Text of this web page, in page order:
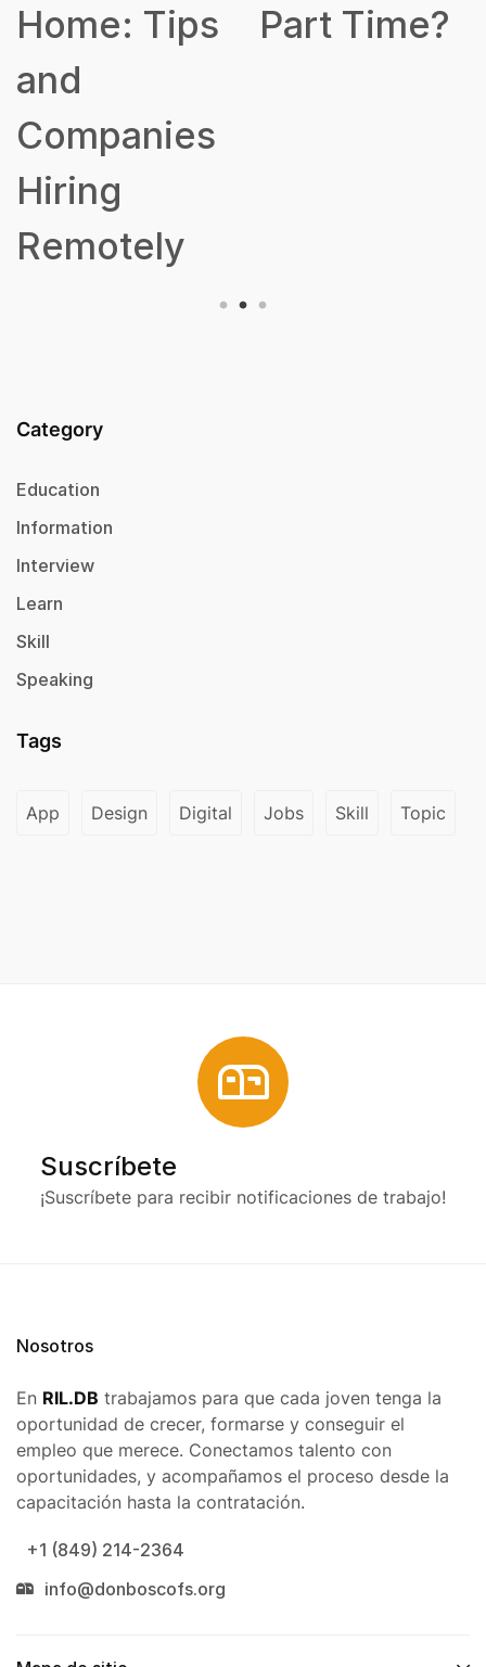
Home: Tips
and
Companies
Hiring
Remotely
Part Time?
Category
Education
Information
Interview
Learn
Skill
Speaking
Tags
App Design Digital Jobs Skill Topic
Suscríbete
¡Suscríbete para recibir notificaciones de trabajo!
Nosotros
En RIL.DB trabajamos para que cada joven tenga la
oportunidad de crecer, formarse y conseguir el
empleo que merece. Conectamos talento con
oportunidades, y acompañamos el proceso desde la
capacitación hasta la contratación.
+1 (849) 214-2364
info@donboscofs.org